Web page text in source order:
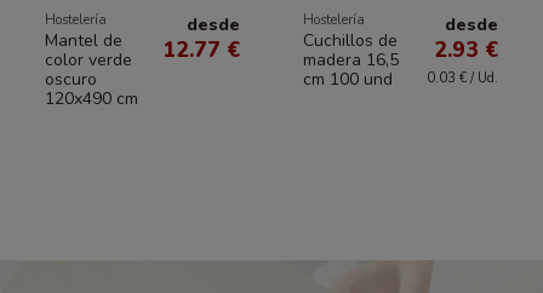
Hostelería
Mantel de
color verde
oscuro
120x490 cm
desde
12.77 €
Hostelería
Cuchillos de
madera 16,5
cm 100 und
desde
2.93 €
0.03 € / Ud.